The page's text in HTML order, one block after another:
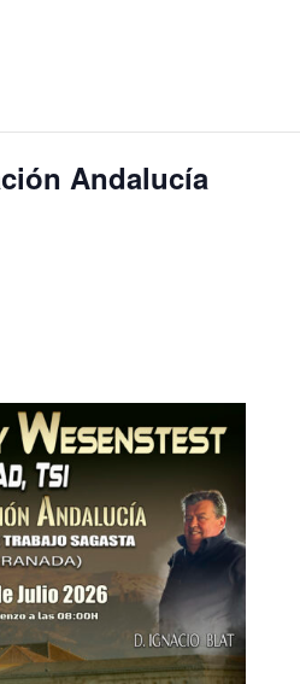
Andalucía